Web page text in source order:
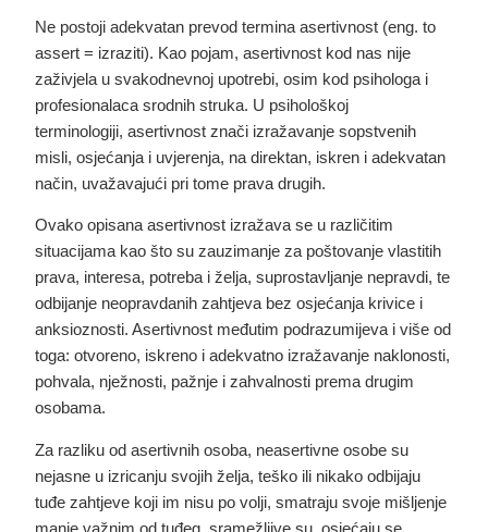
Ne postoji adekvatan prevod termina asertivnost (eng. to
assert = izraziti). Kao pojam, asertivnost kod nas nije
zaživjela u svakodnevnoj upotrebi, osim kod psihologa i
profesionalaca srodnih struka. U psihološkoj
terminologiji,asertivnost znači izražavanje sopstvenih
misli, osjećanja i uvjerenja, na direktan, iskren i adekvatan
način, uvažavajući pri tome prava drugih.
Ovako opisana asertivnost izražava se u različitim
situacijama kao što su zauzimanje za poštovanje vlastitih
prava, interesa, potreba i želja, suprostavljanje nepravdi, te
odbijanje neopravdanih zahtjeva bez osjećanja krivice i
anksioznosti. Asertivnost međutim podrazumijeva i više od
toga: otvoreno, iskreno i adekvatno izražavanje naklonosti,
pohvala, nježnosti, pažnje i zahvalnosti prema drugim
osobama.
Za razliku od asertivnih osoba, neasertivne osobe su
nejasne u izricanju svojih želja, teško ili nikako odbijaju
tuđe zahtjeve koji im nisu po volji, smatraju svoje mišljenje
manje važnim od tuđeg, sramežljive su, osjećaju se